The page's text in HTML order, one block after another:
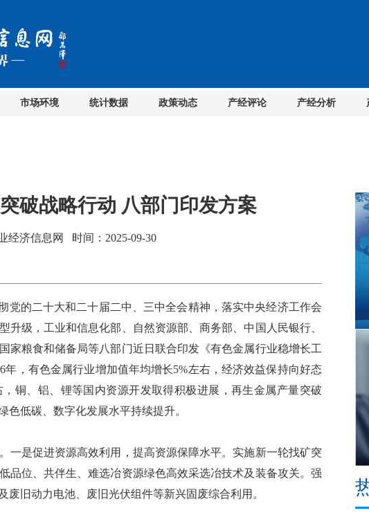
市场环境 统计数据 政策动态 产经评论 产经分析
破战略行动 八部门印发方案
经济信息网 时间：2025-09-30
的二十大和二十届二中、三中全会精神，落实中央经济工作会
升级，工业和信息化部、自然资源部、商务部、中国人民银行、
家粮食和储备局等八部门近日联合印发《有色金属行业稳增长工
，有色金属行业增加值年均增长5%左右，经济效益保持向好态
铜、铝、锂等国内资源开发取得积极进展，再生金属产量突破
色低碳、数字化发展水平持续提升。
是促进资源高效利用，提高资源保障水平。实施新一轮找矿突
品位、共伴生、难选冶资源绿色高效采选冶技术及装备攻关。强
旧动力电池、废旧光伏组件等新兴固废综合利用。